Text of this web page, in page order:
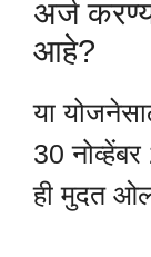
अर्ज
आहे?
या
30
ही मुदत